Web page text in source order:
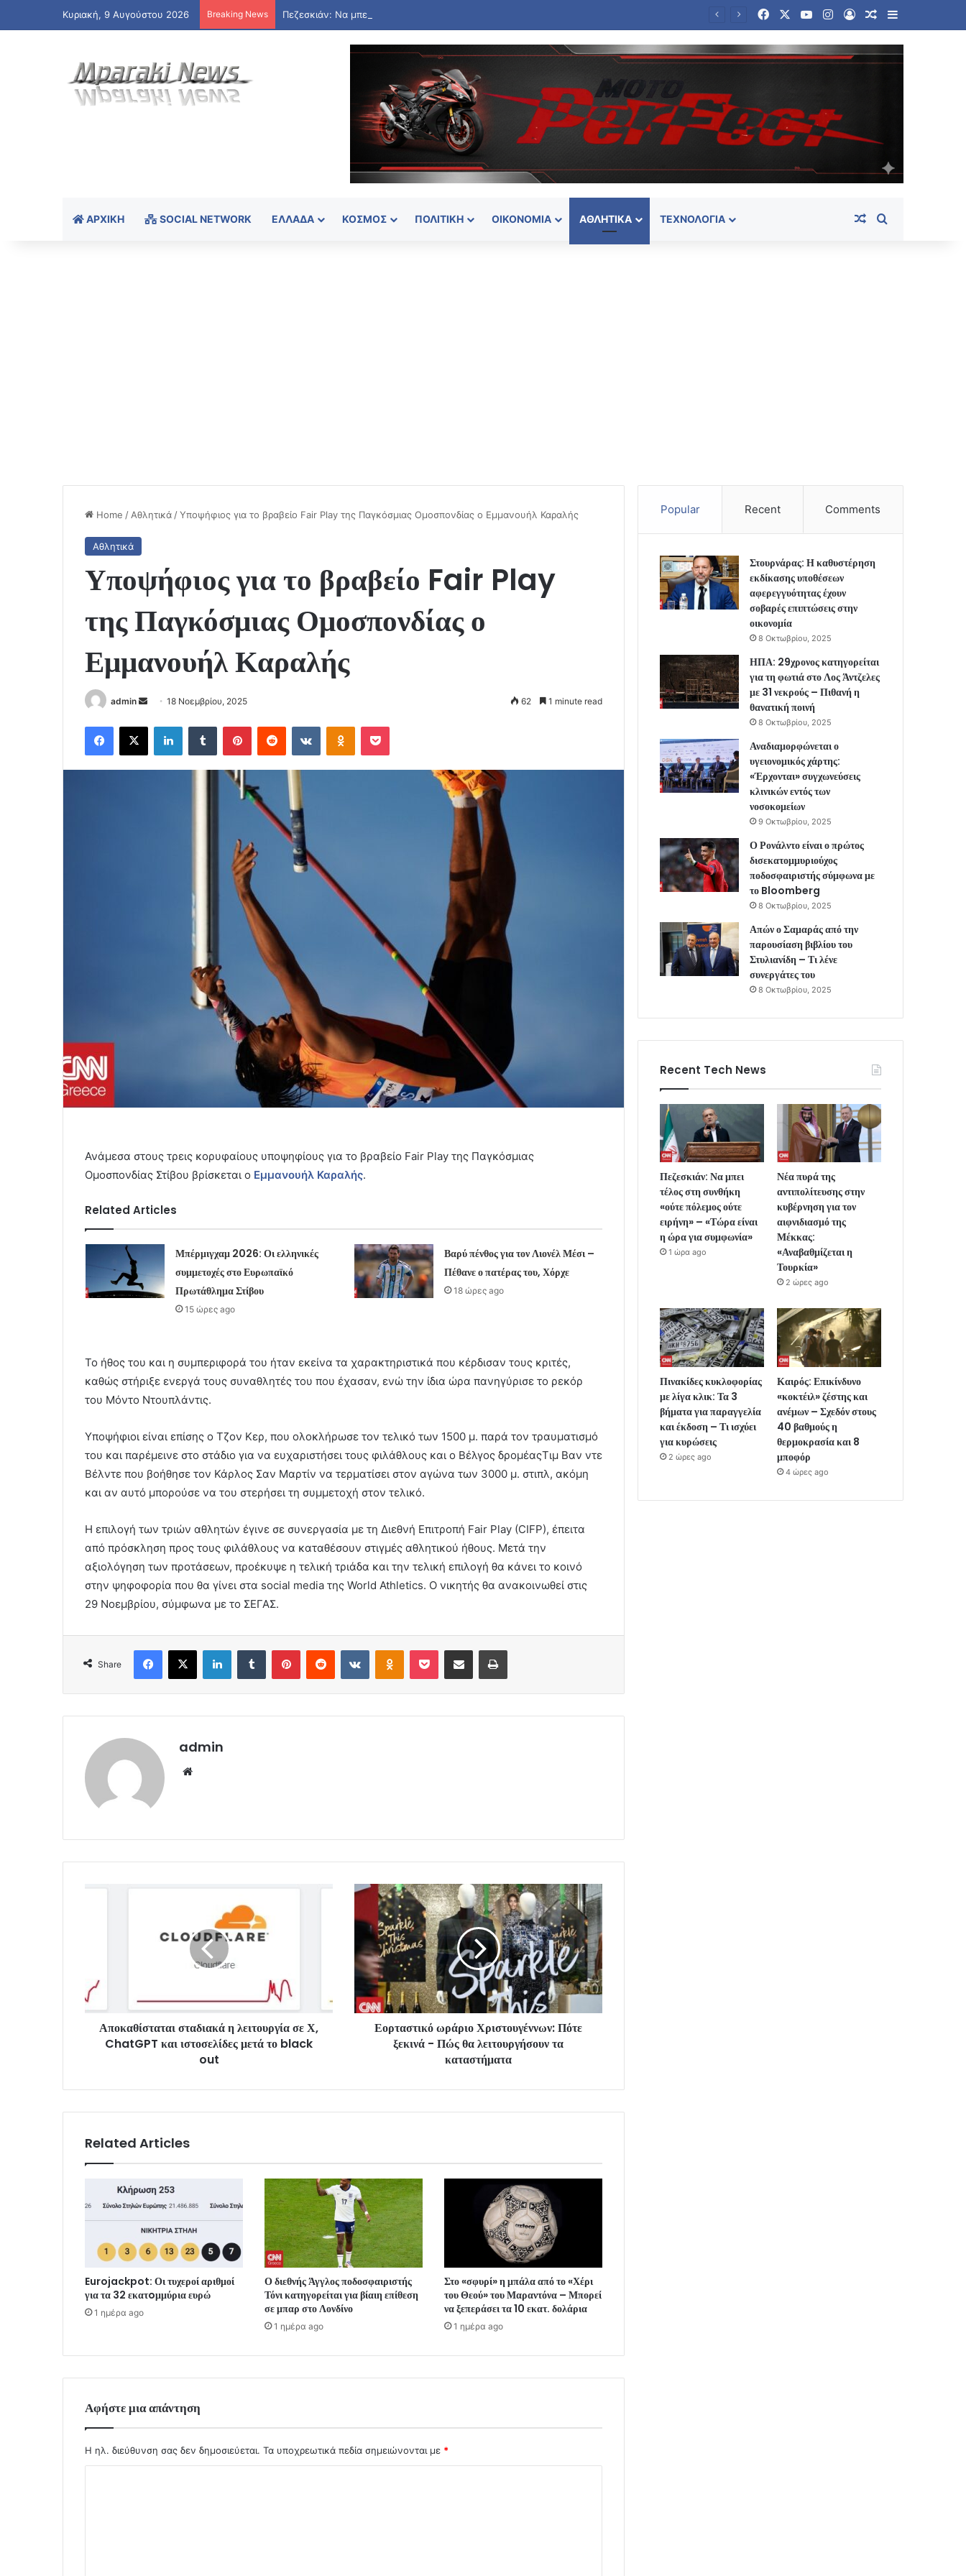
Κυριακή, 9 Αυγούστου 2026 Breaking News FacebookYouTubeInstagram
Log InRandom Article
Sidebar
ΑΡΧΙΚΉ SOCIAL NETWORK ΕΛΛΆΔΑ ΚΌΣΜΟΣ ΠΟΛΙΤΙΚΉ ΟΙΚΟΝΟΜΊΑ ΑΘΛΗΤΙΚΆ ΤΕΧΝΟΛΟΓΊΑ Random Article
Home / Αθλητικά /Υποψήφιος για το βραβείο Fair Play της Παγκόσμιας Ομοσπονδίας ο Εμμανουήλ Καραλής
Αθλητικά
Υποψήφιος για το βραβείο Fair Play
της Παγκόσμιας Ομοσπονδίας ο
Εμμανουήλ Καραλής
admin
Send
email
18 Νοεμβρίου, 2025 62 1 minute read
Facebook
X LinkedInTumblr PinterestReddit VKontakteOdnoklassniki
Pocket
Ανάμεσα στους τρεις κορυφαίους υποψηφίους για το βραβείο Fair Play της Παγκόσμιας
Ομοσπονδίας Στίβου βρίσκεται ο Εμμανουήλ Καραλής.
Related Articles
Μπέρμιγχαμ 2026: Οι ελληνικές
συμμετοχές στο Ευρωπαϊκό
Πρωτάθλημα Στίβου
15 ώρες ago
Βαρύ πένθος για τον Λιονέλ Μέσι –
Πέθανε ο πατέρας του, Χόρχε
18 ώρες ago
Το ήθος του και η συμπεριφορά του ήταν εκείνα τα χαρακτηριστικά που κέρδισαν τους κριτές,
καθώς στήριξε ενεργά τους συναθλητές του που έχασαν, ενώ την ίδια ώρα πανηγύρισε το ρεκόρ
του Μόντο Ντουπλάντις.
Υποψήφιοι είναι επίσης ο Τζον Κερ, που ολοκλήρωσε τον τελικό των 1500 μ. παρά τον τραυματισμό
του και παρέμεινε στο στάδιο για να ευχαριστήσει τους φιλάθλους και ο Βέλγος δρομέαςΤιμ Βαν ντε
Βέλντε που βοήθησε τον Κάρλος Σαν Μαρτίν να τερματίσει στον αγώνα των 3000 μ. στιπλ, ακόμη
και αν αυτό μπορούσε να του στερήσει τη συμμετοχή στον τελικό.
Η επιλογή των τριών αθλητών έγινε σε συνεργασία με τη Διεθνή Επιτροπή Fair Play (CIFP), έπειτα
από πρόσκληση προς τους φιλάθλους να καταθέσουν στιγμές αθλητικού ήθους. Μετά την
αξιολόγηση των προτάσεων, προέκυψε η τελική τριάδα και την τελική επιλογή θα κάνει το κοινό
στην ψηφοφορία που θα γίνει στα social media της World Athletics. Ο νικητής θα ανακοινωθεί στις
29 Νοεμβρίου, σύμφωνα με το ΣΕΓΑΣ.
Share
Facebook
X LinkedInTumblr PinterestReddit VKontakteOdnoklassniki
Pocket Share via Email Print
admin
Αποκαθίσταται σταδιακά η λειτουργία σε Χ,
ChatGPT και ιστοσελίδες μετά το black
out
Εορταστικό ωράριο Χριστουγέννων: Πότε
ξεκινά - Πώς θα λειτουργήσουν τα
καταστήματα
Related Articles
Eurojackpot: Οι τυχεροί αριθμοί
για τα 32 εκατoμμύρια ευρώ
1 ημέρα ago
Ο διεθνής Άγγλος ποδοσφαιριστής
Τόνι κατηγορείται για βίαιη επίθεση
σε μπαρ στο Λονδίνο
1 ημέρα ago
Στο «σφυρί» η μπάλα από το «Χέρι
του Θεού» του Μαραντόνα – Μπορεί
να ξεπεράσει τα 10 εκατ. δολάρια
1 ημέρα ago
Αφήστε μια απάντηση
Η ηλ. διεύθυνση σας δεν δημοσιεύεται. Τα υποχρεωτικά πεδία σημειώνονται με *
Popular Recent Comments
Στουρνάρας: Η καθυστέρηση
εκδίκασης υποθέσεων
αφερεγγυότητας έχουν
σοβαρές επιπτώσεις στην
οικονομία
8 Οκτωβρίου, 2025
ΗΠΑ: 29χρονος κατηγορείται
για τη φωτιά στο Λος Άντζελες
με 31 νεκρούς – Πιθανή η
θανατική ποινή
8 Οκτωβρίου, 2025
Αναδιαμορφώνεται ο
υγειονομικός χάρτης:
«Έρχονται» συγχωνεύσεις
κλινικών εντός των
νοσοκομείων
9 Οκτωβρίου, 2025
Ο Ρονάλντο είναι ο πρώτος
δισεκατομμυριούχος
ποδοσφαιριστής σύμφωνα με
το Bloomberg
8 Οκτωβρίου, 2025
Απών ο Σαμαράς από την
παρουσίαση βιβλίου του
Στυλιανίδη – Τι λένε
συνεργάτες του
8 Οκτωβρίου, 2025
Recent Tech News
Πεζεσκιάν: Να μπει
τέλος στη συνθήκη
«ούτε πόλεμος ούτε
ειρήνη» – «Τώρα είναι
η ώρα για συμφωνία»
1 ώρα ago
Νέα πυρά της
αντιπολίτευσης στην
κυβέρνηση για τον
αιφνιδιασμό της
Μέκκας:
«Αναβαθμίζεται η
Τουρκία»
2 ώρες ago
Πινακίδες κυκλοφορίας
με λίγα κλικ: Τα 3
βήματα για παραγγελία
και έκδοση – Τι ισχύει
για κυρώσεις
2 ώρες ago
Καιρός: Επικίνδυνο
«κοκτέιλ» ζέστης και
ανέμων – Σχεδόν στους
40 βαθμούς η
θερμοκρασία και 8
μποφόρ
4 ώρες ago